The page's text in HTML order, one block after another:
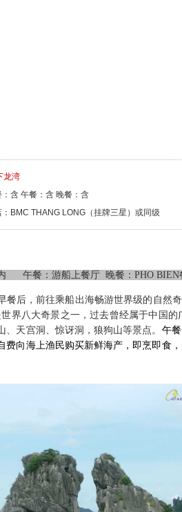
龙湾
：含 午餐：含 晚餐：含
：BMC THANG LONG（挂牌三星）或同级
午餐：游船上餐厅 晚餐： PHO BIEN
餐后，前往乘船出海畅游世界级的自然
界八大奇景之一，过去曾经属于中国的
、天宫洞、惊讶洞，狼狗山等景点 。 午餐
费向海上渔民购买新鲜海产，即烹即食 ，